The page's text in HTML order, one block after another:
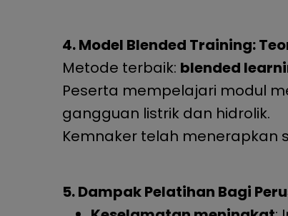
4. Model Blended Training:
Metode terbaik: blended
Peserta mempelajari modul
gangguan listrik dan hidrolik.
Kemnaker telah menerapkan
5. Dampak Pelatihan Bagi